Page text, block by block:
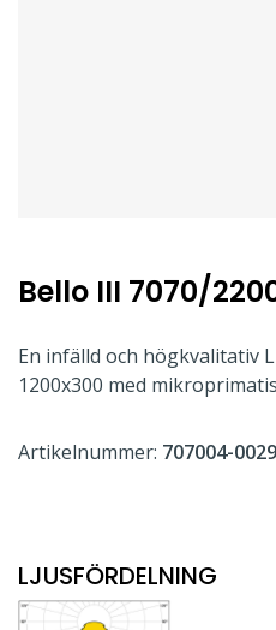
Bello III 7070/
En infälld och högkvalitativ
1200x300 med
Artikelnummer: 707004-0029
LJUSFÖRDELNING